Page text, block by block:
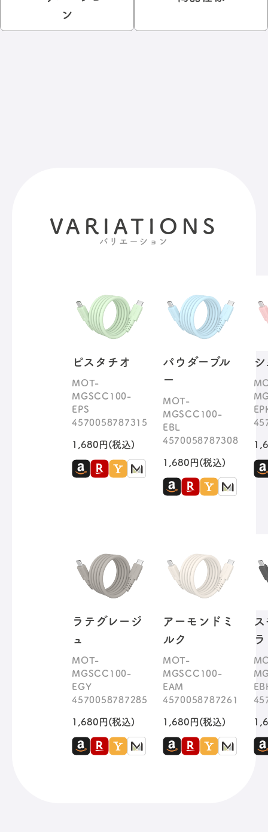
ン
VARIATIONS
バリエーション
ピスタチオ
MOT-
MGSCC100-
EPS
4570058787315
1,680円(税込)
パウダーブル
ー
MOT-
MGSCC100-
EBL
4570058787308
1,680円(税込)
ラテグレージ
ュ
MOT-
MGSCC100-
EGY
4570058787285
1,680円(税込)
アーモンドミ
ルク
MOT-
MGSCC100-
EAM
4570058787261
1,680円(税込)